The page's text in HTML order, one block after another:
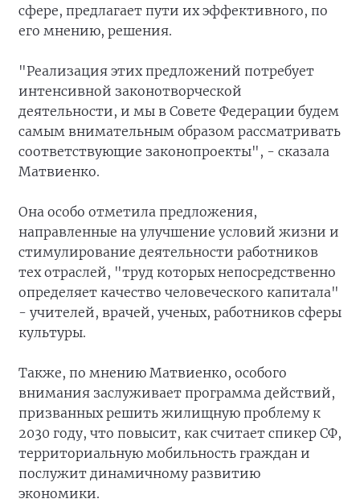
сфере, предлагает пути их эффективного, по
его мнению, решения.
"Реализация этих предложений потребует
интенсивной законотворческой
деятельности, и мы в Совете Федерации будем
самым внимательным образом рассматривать
соответствующие законопроекты", - сказала
Матвиенко.
Она особо отметила предложения,
направленные на улучшение условий жизни и
стимулирование деятельности работников
тех отраслей, "труд которых непосредственно
определяет качество человеческого капитала"
- учителей, врачей, ученых, работников сферы
культуры.
Также, по мнению Матвиенко, особого
внимания заслуживает программа действий,
призванных решить жилищную проблему к
2030 году, что повысит, как считает спикер СФ,
территориальную мобильность граждан и
послужит динамичному развитию
экономики.